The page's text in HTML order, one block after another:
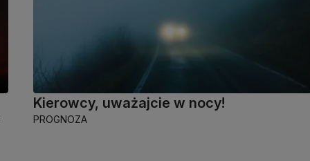
Kierowcy, uważajcie w nocy!
PROGNOZA